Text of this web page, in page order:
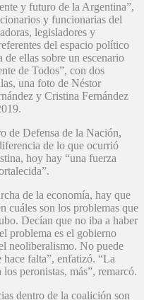
y futuro de la Argentina”,
y funcionarias del
legisladores y
del espacio político
ellas sobre un escenario
de Todos”, con dos
una foto de Néstor
y Cristina Fernández
de Defensa de la Nación,
de lo que ocurrió
hoy hay “una fuerza
de la economía, hay que
cuáles son los problemas que
Decían que no iba a haber
problema es el gobierno
neoliberalismo. No puede
hace falta”, enfatizó. “La
peronistas, más”, remarcó.
dentro de la coalición son